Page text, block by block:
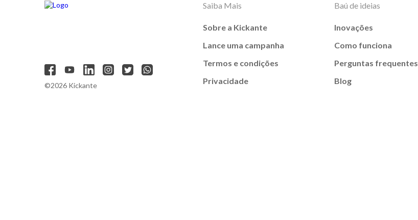
©2026 Kickante
Saiba Mais
Sobre a Kickante
Lance uma campanha
Termos e condições
Privacidade
Baú de ideias
Inovações
Como funciona
Perguntas frequentes
Blog